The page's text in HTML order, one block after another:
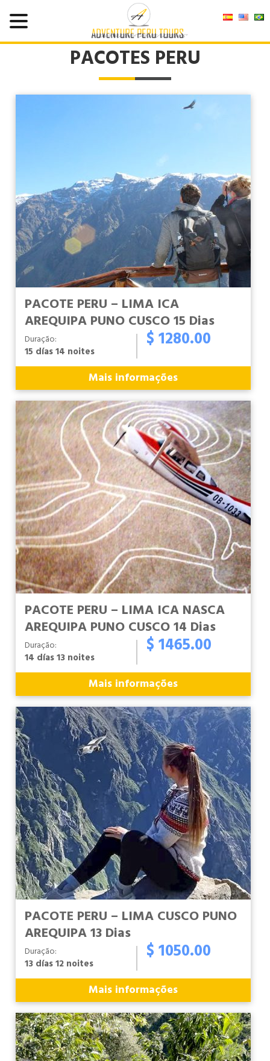
PACOTES PERU
PACOTE PERU – LIMA ICA
AREQUIPA PUNO CUSCO 15 Dias
Duração:
15 días 14 noites $ 1280.00
Mais informações
PACOTE PERU – LIMA ICA NASCA
AREQUIPA PUNO CUSCO 14 Dias
Duração:
14 días 13 noites $ 1465.00
Mais informações
PACOTE PERU – LIMA CUSCO PUNO
AREQUIPA 13 Dias
Duração:
13 días 12 noites $ 1050.00
Mais informações